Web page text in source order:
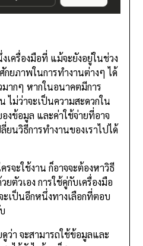
เครื่องมือที่ แม้จะยังอยู่ในช่วง
กยภาพในการทำงานต่างๆ ได้
มากๆ หากในอนาคตมีการ
ไม่ว่าจะเป็นความสะดวกใน
งข้อมูล และค่าใช้จ่ายที่อาจ
ยนวิธีการทำงานของเราไปได้
จะใช้งาน ก็อาจจะต้องหาวิธี
ตัวเอง การใช้คู่กับเครื่องมือ
ะเป็นอีกหนึ่งทางเลือกที่ตอบ
ว่า จะสามารถใช้ข้อมูลและ